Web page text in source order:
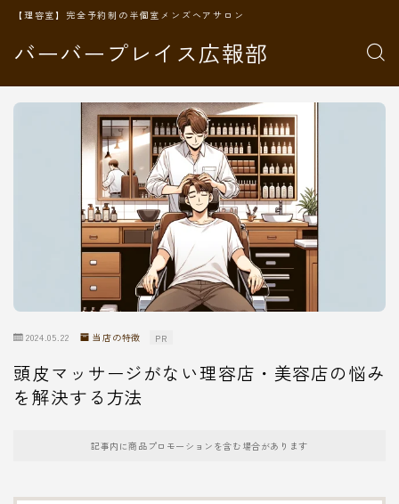
バーバープレイス広報部
【理容室】完全予約制の半個室メンズヘアサロン
2024.05.22 当店の特徴 PR
頭皮マッサージがない理容店・美容店の悩み
を解決する方法
記事内に商品プロモーションを含む場合があります